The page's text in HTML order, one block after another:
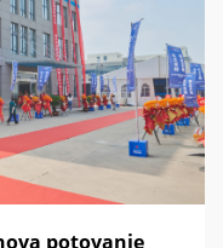
potovanje